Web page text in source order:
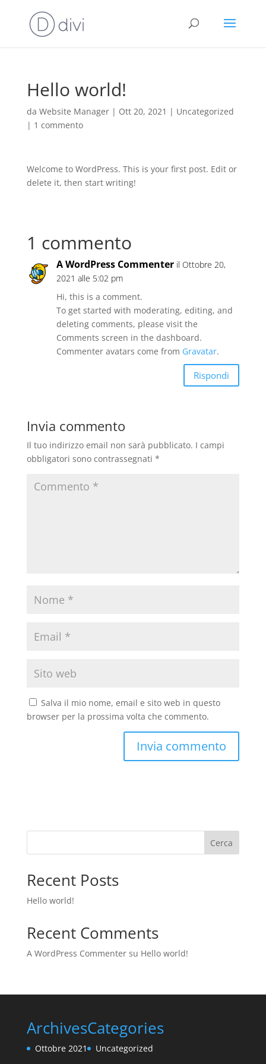
Hello world!
da Website Manager| Ott 20, 2021 | Uncategorized
| 1 commento
Welcome to WordPress. This is your first post. Edit or
delete it, then start writing!
1 commento
A WordPress Commenter il Ottobre 20,
2021 alle 5:02 pm
Hi, this is a comment.
To get started with moderating, editing, and
deleting comments, please visit the
Comments screen in the dashboard.
Commenter avatars come from Gravatar.
Rispondi
Invia commento
Il tuo indirizzo email non sarà pubblicato. I campi
obbligatori sono contrassegnati *
Salva il mio nome, email e sito web in questo
browser per la prossima volta che commento.
Cerca
Recent Posts
Hello world!
Recent Comments
A WordPress Commentersu Hello world!
Archives
Ottobre 2021
Categories
Uncategorized